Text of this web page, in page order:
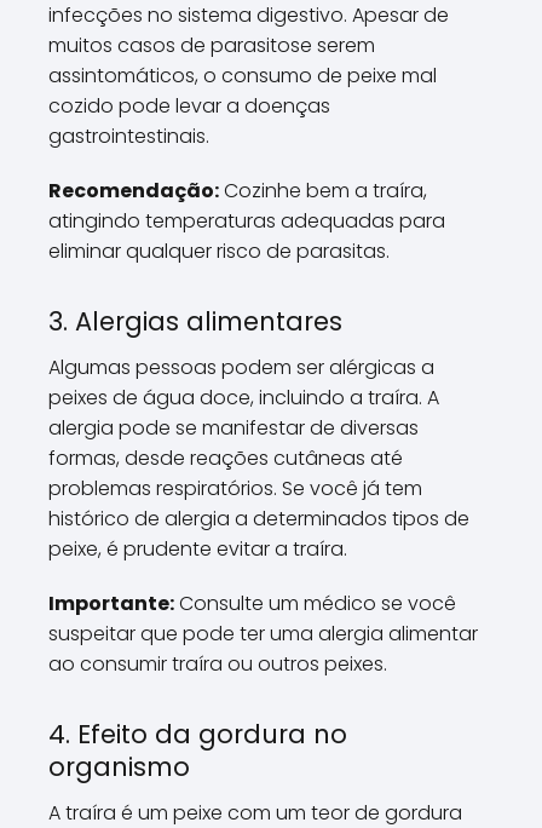
infecções no sistema digestivo. Apesar de
muitos casos de parasitose serem
assintomáticos, o consumo de peixe mal
cozido pode levar a doenças
gastrointestinais.
Recomendação:Cozinhe bem a traíra,
atingindo temperaturas adequadas para
eliminar qualquer risco de parasitas.
3. Alergias alimentares
Algumas pessoas podem ser alérgicas a
peixes de água doce, incluindo a traíra. A
alergia pode se manifestar de diversas
formas, desde reações cutâneas até
problemas respiratórios. Se você já tem
histórico de alergia a determinados tipos de
peixe, é prudente evitar a traíra.
Importante:Consulte um médico se você
suspeitar que pode ter uma alergia alimentar
ao consumir traíra ou outros peixes.
4. Efeito da gordura no
organismo
A traíra é um peixe com um teor de gordura